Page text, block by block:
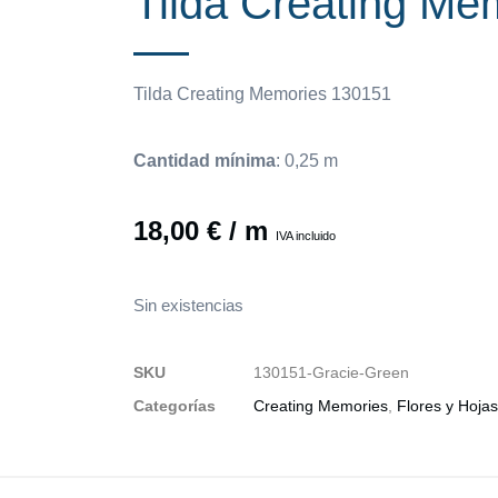
Tilda Creating Memories 130151
Cantidad mínima: 0,25 m
18,00 € / m IVA incluido
Sin existencias
SKU
130151-Gracie-Green
Categorías
Creating Memories Flores y Hojas